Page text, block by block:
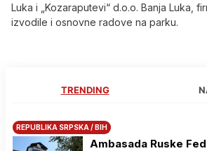
Luka i „Kozaraputevi“ d.o.o. Banja Luka,
izvodile i osnovne radove na parku.
TRENDING
REPUBLIKA SRPSKA / BIH
Ambasada Ruske